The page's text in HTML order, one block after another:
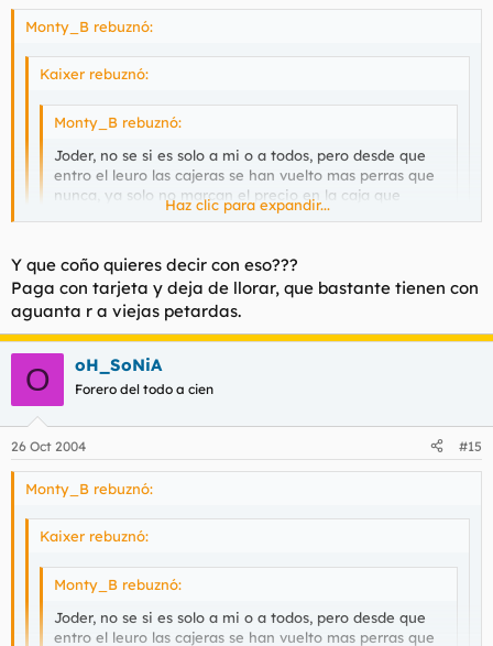
Monty_B rebuznó:
Kaixer rebuznó:
Monty_B rebuznó:
Joder, no se si es solo a mi o a todos, pero desde que
entro el leuro las cajeras se han vuelto mas perras que
nunca, ya solo no marcan el precio en la caja que
siempre te piden los centimos para redondar, ya
bajado el convenio?????
Lerdas que son. Haz clic para expandir...
listo???
repito para shorts ambulantes, antes con las antiguas pesetas
no eran tan pesadas con el cambio, con el euro sip.
Haz clic para expandir...
Y que coño quieres decir con eso???
Paga con tarjeta y deja de llorar, que bastante tienen con
aguanta r a viejas petardas.
O oH_SoNiA
Forero del todo a cien
26 Oct 2004 #15
Monty_B rebuznó:
Kaixer rebuznó:
Monty_B rebuznó:
Joder, no se si es solo a mi o a todos, pero desde que
entro el leuro las cajeras se han vuelto mas perras que